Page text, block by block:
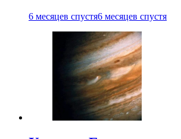
6 месяцев спустя6 месяцев спустя